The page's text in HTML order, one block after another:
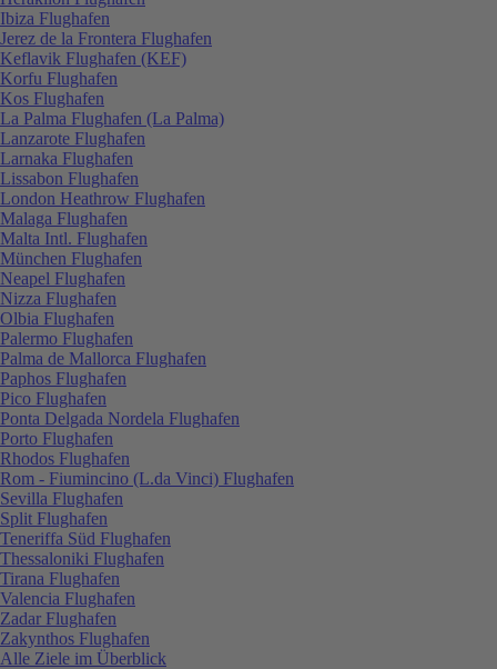
Ibiza Flughafen
Jerez de la Frontera Flughafen
Keflavik Flughafen (KEF)
Korfu Flughafen
Kos Flughafen
La Palma Flughafen (La Palma)
Lanzarote Flughafen
Larnaka Flughafen
Lissabon Flughafen
London Heathrow Flughafen
Malaga Flughafen
Malta Intl. Flughafen
München Flughafen
Neapel Flughafen
Nizza Flughafen
Olbia Flughafen
Palermo Flughafen
Palma de Mallorca Flughafen
Paphos Flughafen
Pico Flughafen
Ponta Delgada Nordela Flughafen
Porto Flughafen
Rhodos Flughafen
Rom - Fiumincino (L.da Vinci) Flughafen
Sevilla Flughafen
Split Flughafen
Teneriffa Süd Flughafen
Thessaloniki Flughafen
Tirana Flughafen
Valencia Flughafen
Zadar Flughafen
Zakynthos Flughafen
Alle Ziele im Überblick